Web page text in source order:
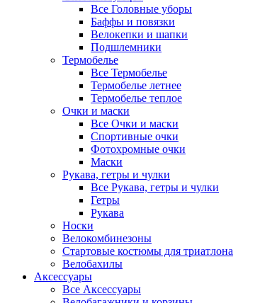
Все Головные уборы
Баффы и повязки
Велокепки и шапки
Подшлемники
Термобелье
Все Термобелье
Термобелье летнее
Термобелье теплое
Очки и маски
Все Очки и маски
Спортивные очки
Фотохромные очки
Маски
Рукава, гетры и чулки
Все Рукава, гетры и чулки
Гетры
Рукава
Носки
Велокомбинезоны
Стартовые костюмы для триатлона
Велобахилы
Аксессуары
Все Аксессуары